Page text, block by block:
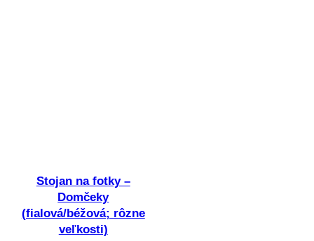
Stojan na fotky –
Domčeky
(fialová/béžová; rôzne
veľkosti)